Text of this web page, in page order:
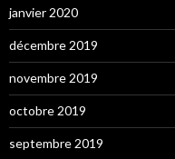
janvier 2020
décembre 2019
novembre 2019
octobre 2019
septembre 2019